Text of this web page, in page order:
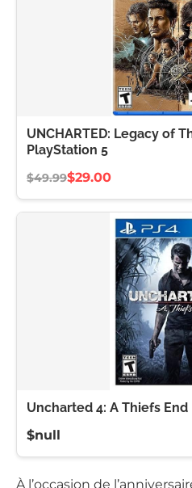
UNCHARTED: Legacy of
PlayStation 5
$49.99$29.00
Uncharted 4: A Thiefs End
$null
À l’occasion de